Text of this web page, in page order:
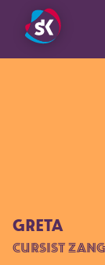
GRETA
CURSIST